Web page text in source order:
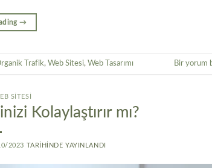
→
Trafik, Web Sitesi, Web Tasarımı Bir yorum
SITESI
Kolaylaştırır mı?
2023 TARIHINDE YAYINLANDI